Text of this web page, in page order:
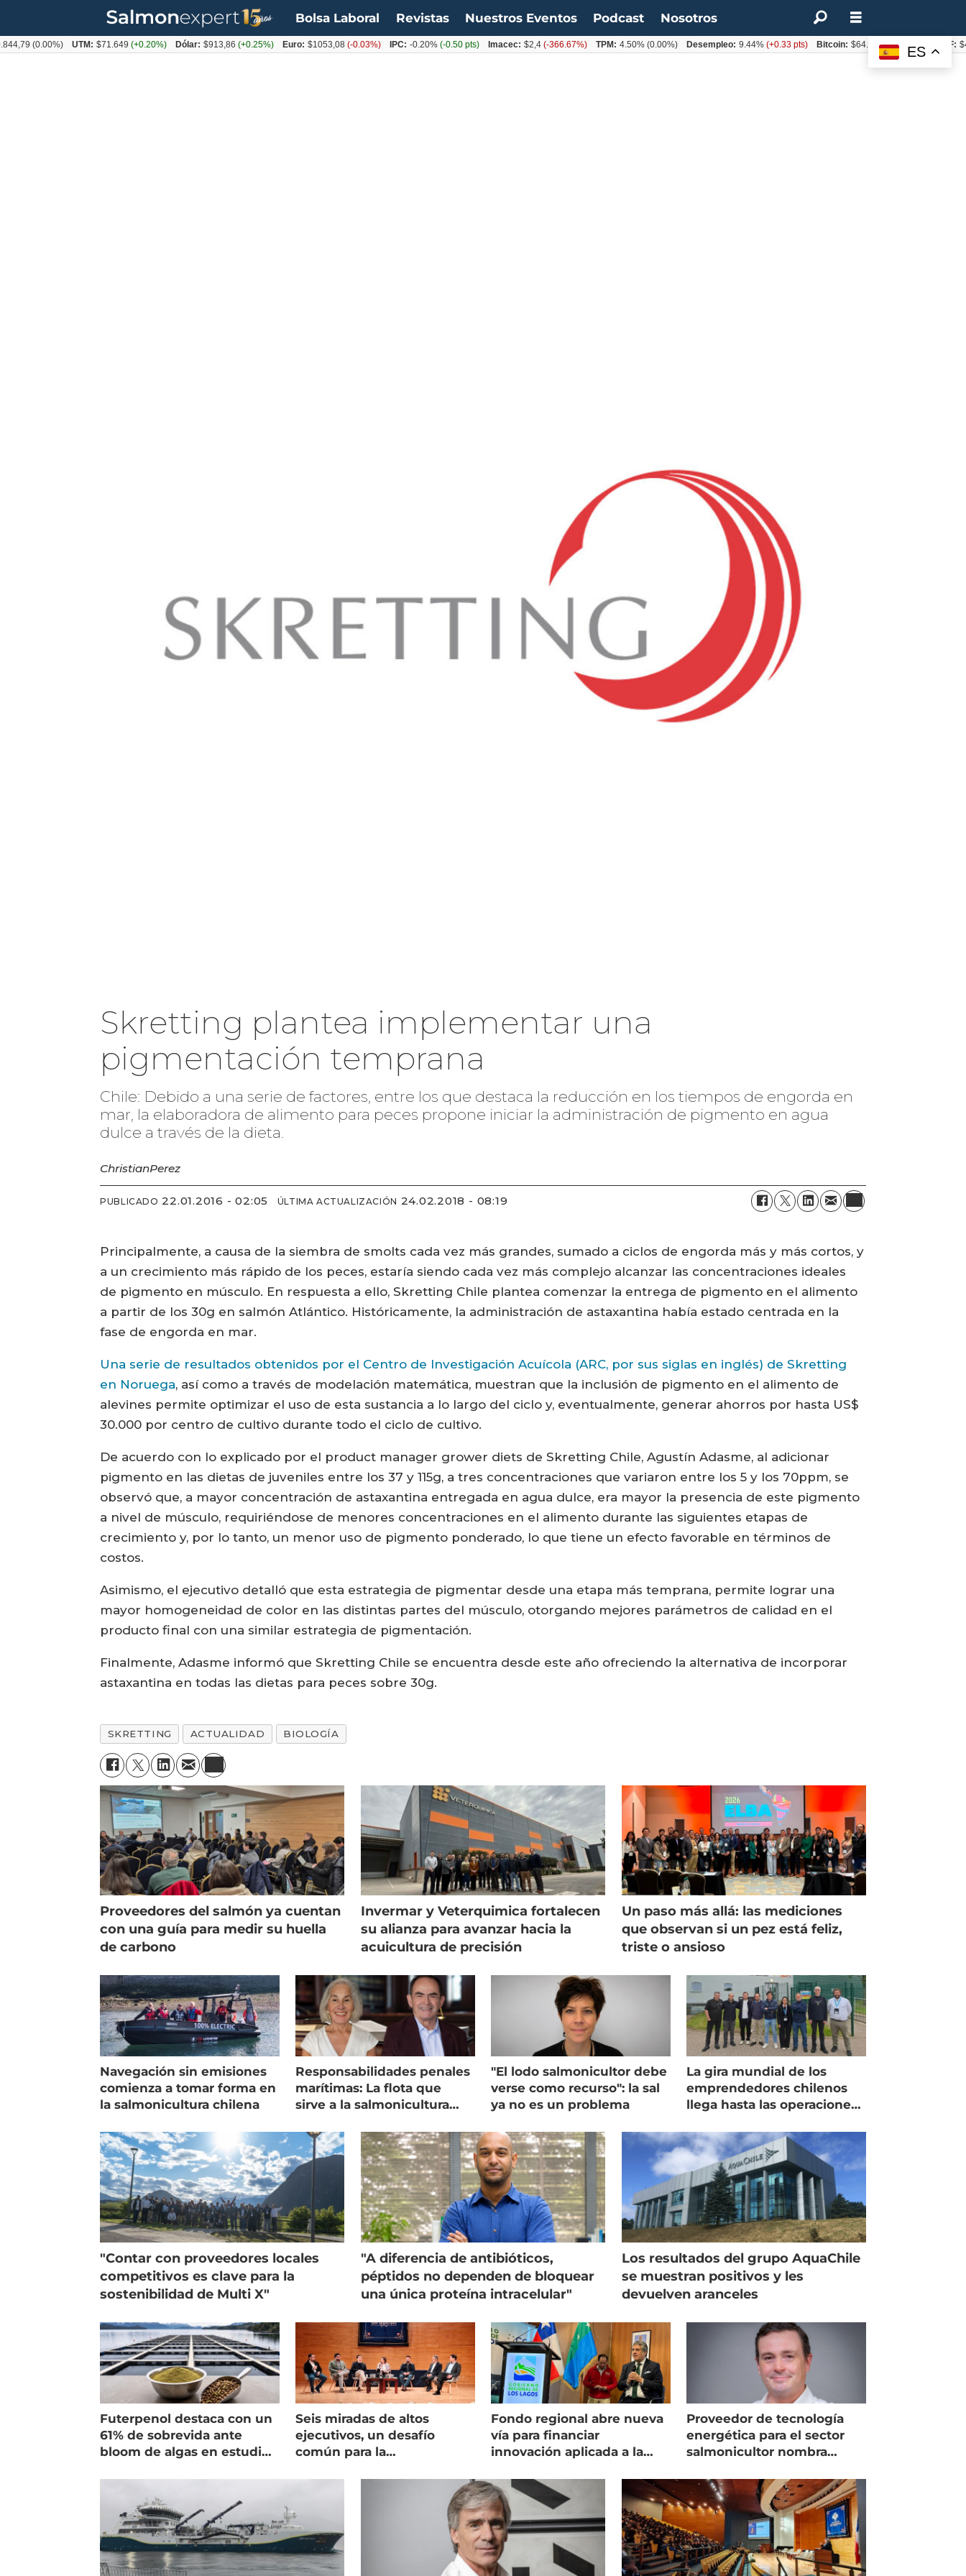
Bolsa Laboral Revistas Nuestros Eventos Podcast Nosotros
Skretting plantea implementar una
pigmentación temprana
Chile: Debido a una serie de factores, entre los que destaca la reducción en los tiempos de engorda en
mar, la elaboradora de alimento para peces propone iniciar la administración de pigmento en agua
dulce a través de la dieta.
ChristianPerez
PUBLICADO 22.01.2016 - 02:05 ÚLTIMA ACTUALIZACIÓN 24.02.2018 - 08:19
Principalmente, a causa de la siembra de smolts cada vez más grandes, sumado a ciclos de engorda más y más cortos, y
a un crecimiento más rápido de los peces, estaría siendo cada vez más complejo alcanzar las concentraciones ideales
de pigmento en músculo. En respuesta a ello, Skretting Chile plantea comenzar la entrega de pigmento en el alimento
a partir de los 30g en salmón Atlántico. Históricamente, la administración de astaxantina había estado centrada en la
fase de engorda en mar.
Una serie de resultados obtenidos por el Centro de Investigación Acuícola (ARC, por sus siglas en inglés) de Skretting
en Noruega, así como a través de modelación matemática, muestran que la inclusión de pigmento en el alimento de
alevines permite optimizar el uso de esta sustancia a lo largo del ciclo y, eventualmente, generar ahorros por hasta US$
30.000 por centro de cultivo durante todo el ciclo de cultivo.
De acuerdo con lo explicado por el product manager grower diets de Skretting Chile, Agustín Adasme, al adicionar
pigmento en las dietas de juveniles entre los 37 y 115g, a tres concentraciones que variaron entre los 5 y los 70ppm, se
observó que, a mayor concentración de astaxantina entregada en agua dulce, era mayor la presencia de este pigmento
a nivel de músculo, requiriéndose de menores concentraciones en el alimento durante las siguientes etapas de
crecimiento y, por lo tanto, un menor uso de pigmento ponderado, lo que tiene un efecto favorable en términos de
costos.
Asimismo, el ejecutivo detalló que esta estrategia de pigmentar desde una etapa más temprana, permite lograr una
mayor homogeneidad de color en las distintas partes del músculo, otorgando mejores parámetros de calidad en el
producto final con una similar estrategia de pigmentación.
Finalmente, Adasme informó que Skretting Chile se encuentra desde este año ofreciendo la alternativa de incorporar
astaxantina en todas las dietas para peces sobre 30g.
SKRETTING ACTUALIDAD BIOLOGÍA
Proveedores del salmón ya cuentan
con una guía para medir su huella
de carbono
Invermar y Veterquimica fortalecen
su alianza para avanzar hacia la
acuicultura de precisión
Un paso más allá: las mediciones
que observan si un pez está feliz,
triste o ansioso
Navegación sin emisiones
comienza a tomar forma en
la salmonicultura chilena
Responsabilidades penales
marítimas: La flota que
sirve a la salmonicultura
"El lodo salmonicultor debe
verse como recurso": la sal
ya no es un problema
La gira mundial de los
emprendedores chilenos
llega hasta las operaciones
"Contar con proveedores locales
competitivos es clave para la
sostenibilidad de Multi X"
"A diferencia de antibióticos,
péptidos no dependen de bloquear
una única proteína intracelular"
Los resultados del grupo AquaChile
se muestran positivos y les
devuelven aranceles
Futerpenol destaca con un
61% de sobrevida ante
bloom de algas en estudio
Seis miradas de altos
ejecutivos, un desafío
común para la
Fondo regional abre nueva
vía para financiar
innovación aplicada a la
Proveedor de tecnología
energética para el sector
salmonicultor nombra
ES
(0.00%) UTM: $71.649(+0.20%) Dólar: $913,86(+0.25%) Euro: $1053,08(-0.03%) IPC: -0.20%(-0.50 pts) Imacec: $2,4(-366.67%) TPM: 4.50%(0.00%) Desempleo: 9.44%(+0.33 pts) Bitcoin: $64.600,08 (+2.93%)